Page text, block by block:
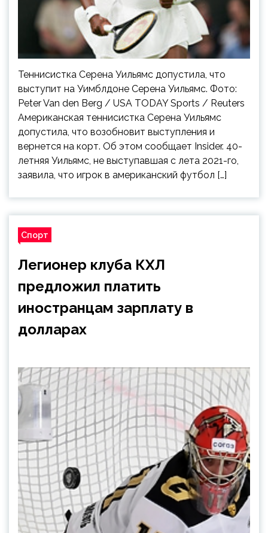
Теннисистка Серена Уильямс допустила, что
выступит на Уимблдоне Серена Уильямс. Фото:
Peter Van den Berg / USA TODAY Sports / Reuters
Американская теннисистка Серена Уильямс
допустила, что возобновит выступления и
вернется на корт. Об этом сообщает Insider. 40-
летняя Уильямс, не выступавшая с лета 2021-го,
заявила, что игрок в американский футбол […]
Спорт
Легионер клуба КХЛ
предложил платить
иностранцам зарплату в
долларах